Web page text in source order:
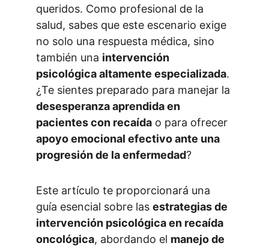
queridos. Como profesional de la
salud, sabes que este escenario exige
no solo una respuesta médica, sino
también una intervención
psicológica altamente especializada.
¿Te sientes preparado para manejar la
desesperanza aprendida en
pacientes con recaída o para ofrecer
apoyo emocional efectivo ante una
progresión de la enfermedad?
Este artículo te proporcionará una
guía esencial sobre las estrategias de
intervención psicológica en recaída
oncológica, abordando el manejo de